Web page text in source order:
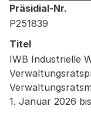
Informationen
Präsidial-Nr.
P251839
Titel
IWB Industrielle
1. Januar 2026